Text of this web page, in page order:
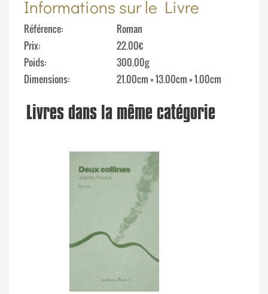
Informations sur le Livre
Référence
Roman
Prix
22.00€
Poids
300.00g
Dimensions
21.00cm × 13.00cm × 1.00cm
Livres dans la même catégorie